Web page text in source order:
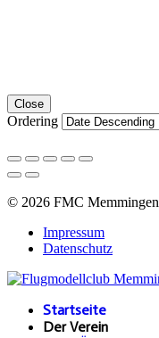
Close
Ordering
© 2026 FMC Memmingen
Impressum
Datenschutz
Startseite
Der Verein